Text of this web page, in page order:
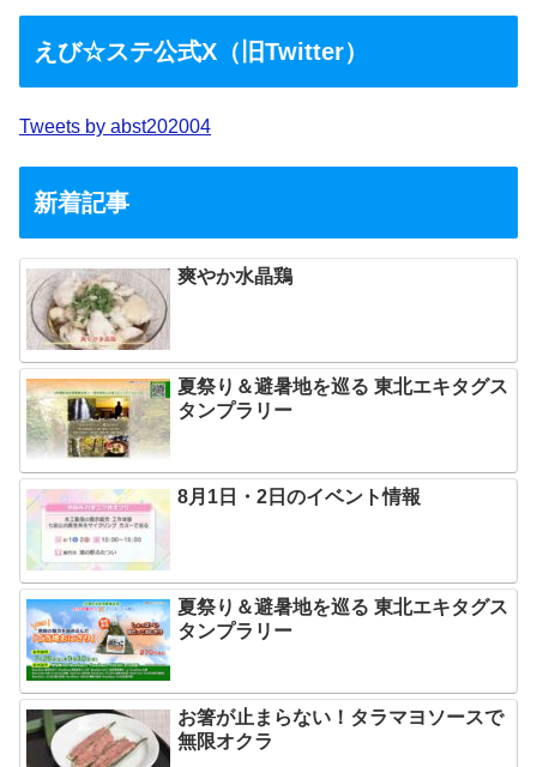
えび☆ステ公式X（旧Twitter）
Tweets by abst202004
新着記事
爽やか水晶鶏
夏祭り＆避暑地を巡る 東北エキタグス
タンプラリー
8月1日・2日のイベント情報
夏祭り＆避暑地を巡る 東北エキタグス
タンプラリー
お箸が止まらない！タラマヨソースで
無限オクラ